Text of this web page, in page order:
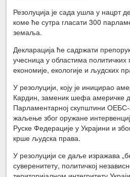
Резолуција је сада ушла у нацрт
коме ће сутра гласати 300
земаља.
Декларација ће садржати
учесница у областима
економије, екологије и људских
У резолуцији, коју је иницирао
Кардин, заменик шефа америчке
Парламентарној скупштини
жаљење због оружане
Руске Федерације у Украјини и
крше људска права.
У резолуцији се даље изражава
суверенитету, политичкој